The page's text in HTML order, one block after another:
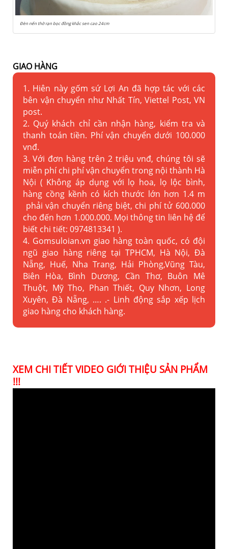
Đèn nến thờ rạn bọc đồng khắc sen cao 24cm
GIAO HÀNG
1. Hiên này gốm sứ Lợi An đã hợp tác với các
bên vận chuyển như Nhất Tín, Viettel Post, VN
post.
2. Quý khách chỉ cần nhận hàng, kiểm tra và
thanh toán tiền. Phí vận chuyển dưới 100.000
vnđ.
3. Với đơn hàng trên 2 triệu vnđ, chúng tôi sẽ
miễn phí chi phí vận chuyển trong nội thành Hà
Nội ( Không áp dụng với lọ hoa, lọ lộc bình,
hàng cồng kềnh có kích thước lớn hơn 1.4 m
phải vận chuyển riêng biệt, chi phí tử 600.000
cho đến hơn 1.000.000. Mọi thông tin liên hệ để
biết chi tiết: 0974813341 ).
4. Gomsuloian.vn giao hàng toàn quốc, có đội
ngũ giao hàng riêng tại TPHCM, Hà Nội, Đà
Nẵng, Huế, Nha Trang, Hải Phòng,Vũng Tàu,
Biên Hòa, Bình Dương, Cần Thơ, Buôn Mê
Thuột, Mỹ Tho, Phan Thiết, Quy Nhơn, Long
Xuyên, Đà Nẵng, …. .- Linh động sắp xếp lịch
giao hàng cho khách hàng.
XEM CHI TIẾT VIDEO GIỚI THIỆU SẢN PHẨM
!!!